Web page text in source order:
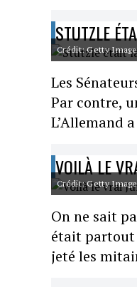
STUTZLE
Crédit: Getty
Les
Par contre,
L’Allemand
VOILÀ LE
Crédit: Getty
On ne sait
était partout
jeté les